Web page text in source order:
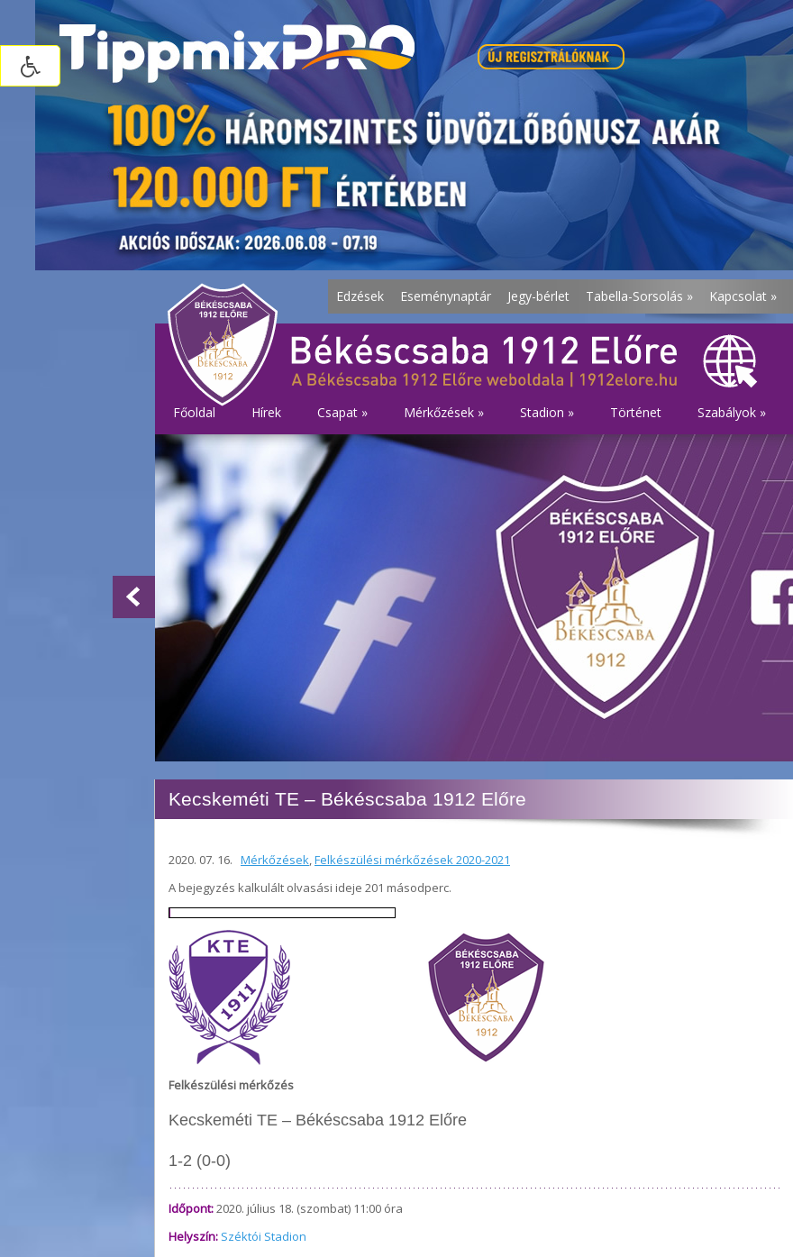
Edzések Eseménynaptár Jegy-bérlet Tabella-Sorsolás » Kapcsolat »
Főoldal Hírek Csapat » Mérkőzések » Stadion » Történet Szabályok »
Kecskeméti TE – Békéscsaba 1912 Előre
2020. 07. 16. Mérkőzések,Felkészülési mérkőzések 2020-2021
A bejegyzés kalkulált olvasási ideje 201 másodperc.
Felkészülési mérkőzés
Kecskeméti TE – Békéscsaba 1912 Előre
1-2 (0-0)
Időpont:2020. július 18. (szombat) 11:00 óra
Helyszín: Széktói Stadion